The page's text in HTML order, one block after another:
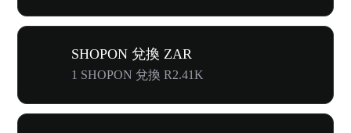
SHOPON 兌換 ZAR
1 SHOPON 兌換 R2.41K